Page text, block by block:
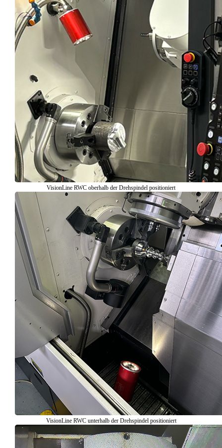
VisionLine RWC oberhalb der Drehspindel positioniert
VisionLine RWC unterhalb der Drehspindel positioniert